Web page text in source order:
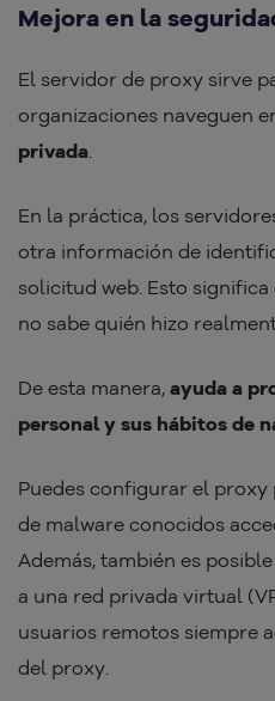
Mejora en la
El servidor de proxy sirve
organizaciones naveguen
privada
En la práctica, los
otra información de
solicitud web. Esto
no sabe quién hizo
De esta manera, ayuda a
personal y sus hábitos de
Puedes configurar el
de malware conocidos
Además, también es
a una red privada virtual
usuarios remotos siempre
del proxy.